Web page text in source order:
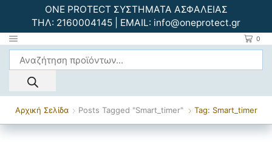
ONE PROTECT ΣΥΣΤΗΜΑΤΑ ΑΣΦΑΛΕΙΑΣ
ΤΗΛ: 2160004145 | EMAIL: info@oneprotect.gr
0
Αρχική Σελίδα Posts Tagged "smart_timer" Tag: Smart_timer